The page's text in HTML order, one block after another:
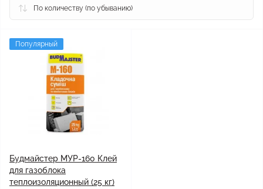
Популярный
Будмайстер МУР-160 Клей
для газоблока
теплоизоляционный (25 кг)